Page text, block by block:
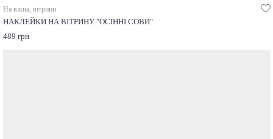
На вікна, вітрини
НАКЛЕЙКИ НА ВІТРИНУ "ОСІННІ СОВИ"
489 грн